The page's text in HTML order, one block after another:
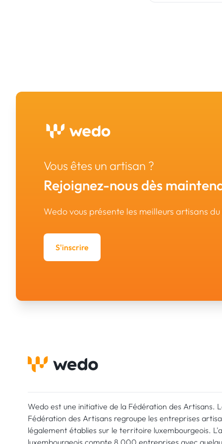
Vous êtes un artisan ?
Rejoignez-nous dès
Wedo vous présente les meilleurs artisans
S'inscrire
Wedo est une initiative de la Fédération des Artisans.
Fédération des Artisans regroupe les entreprises
légalement établies sur le territoire luxembourgeois.
luxembourgeois compte 8.000 entreprises avec